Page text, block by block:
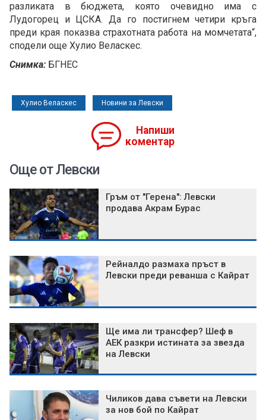
разликата в бюджета, която очевидно има с
Лудогорец и ЦСКА. Да го постигнем четири кръга
преди края показва страхотната работа на момчетата“,
сподели още Хулио Веласкес.
Снимка: БГНЕС
Хулио Веласкес Новини за Левски
Напиши
коментар
Още от Левски
Гръм от "Герена": Левски
продава Акрам Бурас
Рейналдо размаха пръст в
Левски преди реванша с Кайрат
Ще има ли трансфер? Шеф в
АЕК разкри истината за звезда
на Левски
Чиликов дава съвети на Левски
за нов бой по Кайрат